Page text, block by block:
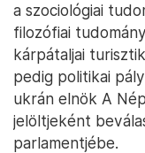
a szociológiai
filozófiai
kárpátaljai
pedig politikai
ukrán elnök A
jelöltjeként
parlamentjébe.